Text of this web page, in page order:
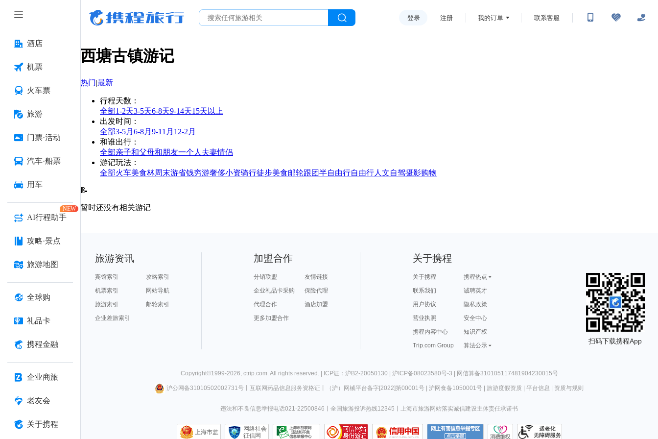
酒店
机票
火车票
旅游
门票·活动
汽车·船票
用车
AI行程助手
NEW
攻略·景点
旅游地图
全球购
礼品卡
携程金融
企业商旅
老友会
关于携程
登录 注册 我的订单 联系客服
西塘古镇游记
热门|最新
行程天数 ：
全部1-2天3-5天6-8天9-14天15天以上
出发时间 ：
全部3-5月 6-8月 9-11月 12-2月
和谁出行 ：
全部亲子和父母和朋友一个人 夫妻情侣
游记玩法 ：
全部火车美食林周末游省钱穷游奢侈小资骑行徒步美食邮轮跟团半自由行自由行人文自驾摄影购物
📝
暂时还没有相关游记
旅游资讯
宾馆索引
攻略索引
机票索引
网站导航
旅游索引
邮轮索引
企业差旅索引
加盟合作
分销联盟
友情链接
企业礼品卡采购
保险代理
代理合作
酒店加盟
更多加盟合作
关于携程
关于携程
携程热点
联系我们
诚聘英才
用户协议
隐私政策
营业执照
安全中心
携程内容中心
知识产权
Trip.com Group
算法公示
扫码下载携程App
Copyright©1999-2026, ctrip.com. All rights reserved. | ICP证：沪B2-20050130 | 沪ICP备08023580号-3 | 网信算备310105117481904230015号
沪公网备31010502002731号丨 互联网药品信息服务资格证 （沪）网械平台备字[2022]第00001号| 沪网食备1050001号| 旅游度假资质| 平台信息 资质与规则
违法和不良信息举报电话021-22500846 全国旅游投诉热线12345 上海市旅游网站落实诚信建设主体责任承诺书
上海市监
网络社会
征信网